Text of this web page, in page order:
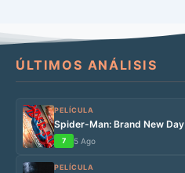
ÚLTIMOS ANÁLISIS
PELÍCULA
Spider-Man: Brand New Day
7 5 Ago
PELÍCULA